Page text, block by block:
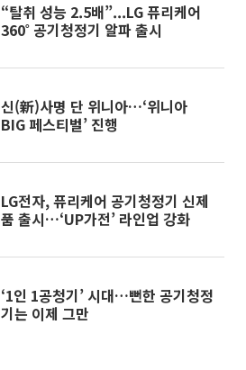
“탈취 성능 2.5배”...LG 퓨리케어
360˚ 공기청정기 알파 출시
신(新)사명 단 위니아…‘위니아
BIG 페스티벌’ 진행
LG전자, 퓨리케어 공기청정기 신제
품 출시…‘UP가전’ 라인업 강화
‘1인 1공청기’ 시대…뻔한 공기청정
기는 이제 그만